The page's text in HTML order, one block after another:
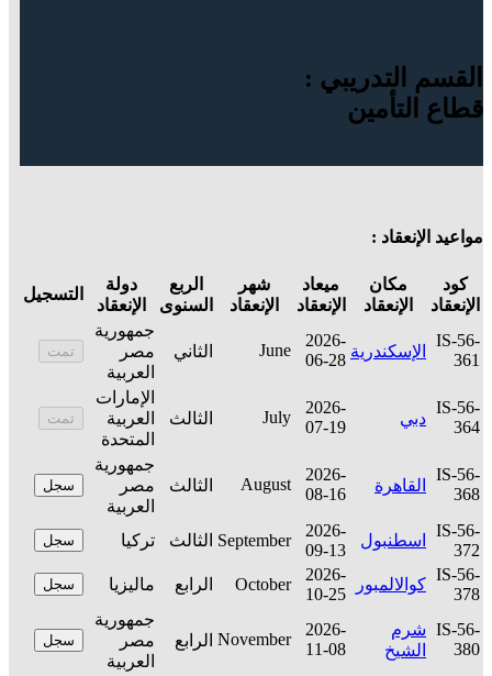
القسم التدريبي :
قطاع التأمين
مواعيد الإنعقاد :
كود
الإنعقاد
مكان
الإنعقاد
ميعاد
الإنعقاد
شهر
الإنعقاد
الربع
السنوى
دولة
الإنعقاد
التسجيل
IS-56-
361
الإسكندرية
2026-
06-28
June الثاني
جمهورية
مصر
العربية
تمت
IS-56-
364
دبي
2026-
07-19
July الثالث
الإمارات
العربية
المتحدة
تمت
IS-56-
368
القاهرة
2026-
08-16
August الثالث
جمهورية
مصر
العربية
سجل
IS-56-
372
اسطنبول
2026-
09-13
September الثالث تركيا سجل
IS-56-
378
كوالالمبور
2026-
10-25
October الرابع ماليزيا سجل
IS-56-
380
شرم
الشيخ
2026-
11-08
November الرابع
جمهورية
مصر
العربية
سجل